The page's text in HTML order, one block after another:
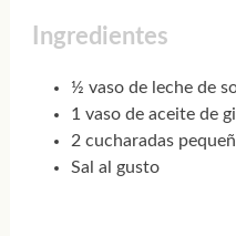
Ingredientes
½ vaso de leche de
1 vaso de aceite de
2 cucharadas
Sal al gusto